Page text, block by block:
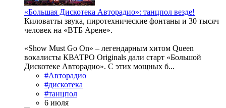
«Большая Дискотека Авторадио»: танцпол везде!
Киловатты звука, пиротехнические фонтаны и 30 тысяч
человек на «ВТБ Арене».
«Show Must Go On» – легендарным хитом Queen
вокалисты КВАТРО Originals дали старт «Большой
Дискотеке Авторадио». С этих мощных б...
#Авторадио
#дискотека
#танцпол
6 июля